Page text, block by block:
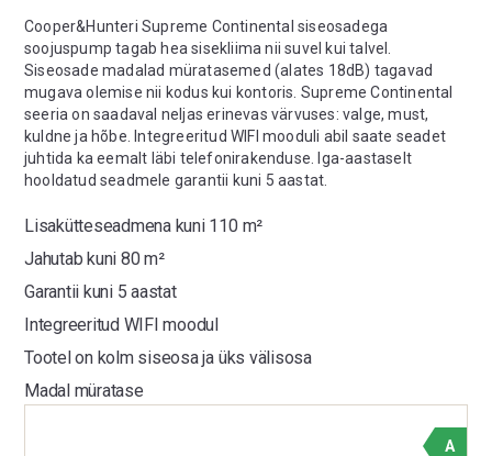
Cooper&Hunteri Supreme Continental siseosadega
soojuspump tagab hea sisekliima nii suvel kui talvel.
Siseosade madalad müratasemed (alates 18dB) tagavad
mugava olemise nii kodus kui kontoris. Supreme Continental
seeria on saadaval neljas erinevas värvuses: valge, must,
kuldne ja hõbe. Integreeritud WIFI mooduli abil saate seadet
juhtida ka eemalt läbi telefonirakenduse. Iga-aastaselt
hooldatud seadmele garantii kuni 5 aastat.
Lisakütteseadmena kuni 110 m²
Jahutab kuni 80 m²
Garantii kuni 5 aastat
Integreeritud WIFI moodul
Tootel on kolm siseosa ja üks välisosa
Madal müratase
A